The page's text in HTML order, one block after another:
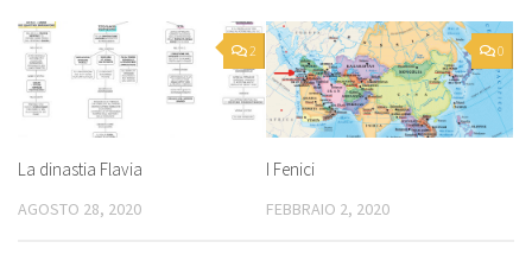
2
La dinastia Flavia
AGOSTO 28, 2020
0
I Fenici
FEBBRAIO 2, 2020